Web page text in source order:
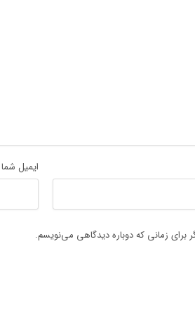
ایمیل شما
برای زمانی که دوباره دیدگاهی می‌نویسم.